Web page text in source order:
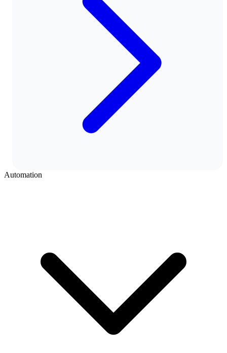
Automation